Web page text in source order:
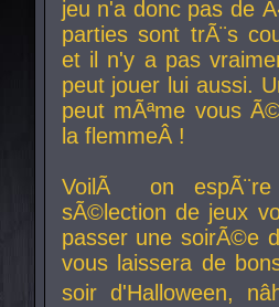
jeu n'a donc pas de
parties sont trÃ¨s
et il n'y a pas
peut jouer lui aussi.
peut mÃªme vous
la flemmeÂ !
VoilÃ on
sÃ©lection de jeux
passer une soirÃ©e
vous laissera de
soir d'Halloween,